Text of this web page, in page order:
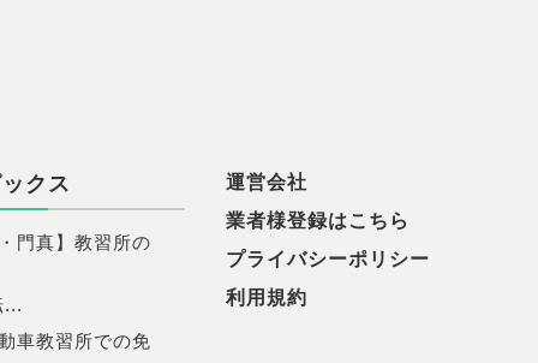
クス
門真】教習所の
車教習所での免
運営会社
業者様登録はこちら
プライバシーポリシー
利用規約